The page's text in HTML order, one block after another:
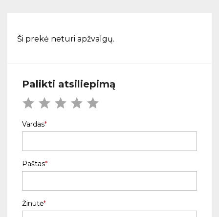
Ši prekė neturi apžvalgų.
Palikti atsiliepimą
Vardas
Paštas
Žinutė